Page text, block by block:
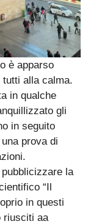
è apparso
alla calma.
in qualche
gli
in seguito
prova di
la
“Il
in questi
riusciti aa